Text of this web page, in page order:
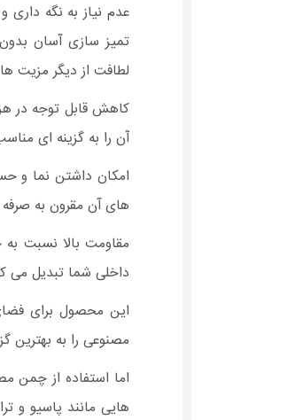
عدم نیاز به نگه
تمیز سازی آسان
لطافت از دیگر مزیت
کاهش قابل توجه در
آن را به گزینه ای
امکان داشتن نما و
های آن مقرون به
مقاومت بالا نسبت به
داخلی شما تبدیل می
این محصول برای
مصنوعی را به بهترین
اما استفاده از چمن
هایی مانند پاسیو و